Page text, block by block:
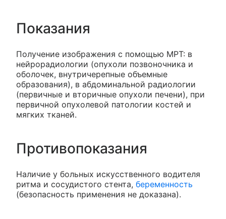
Показания
Получение изображения с помощью МРТ: в
нейрорадиологии (опухоли позвоночника и
оболочек, внутричерепные объемные
образования), в абдоминальной радиологии
(первичные и вторичные опухоли печени), при
первичной опухолевой патологии костей и
мягких тканей.
Противопоказания
Наличие у больных искусственного водителя
ритма и сосудистого стента, беременность
(безопасность применения не доказана).